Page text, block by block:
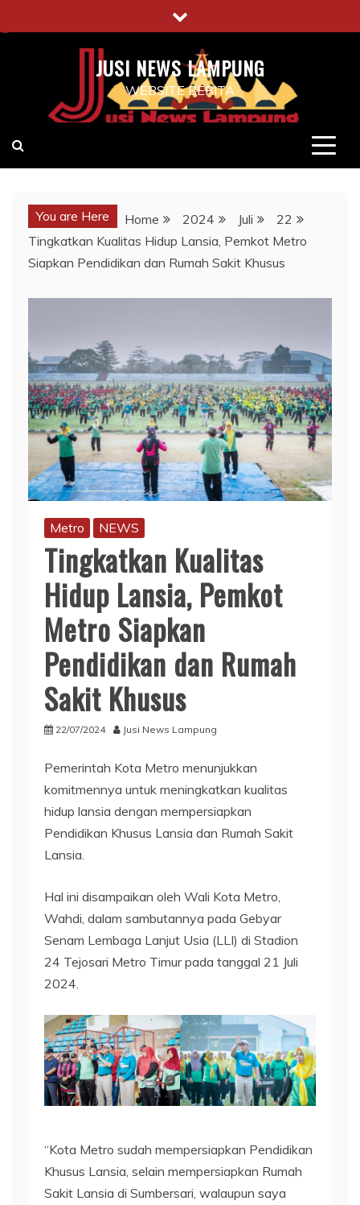
to
JUSI NEWS LAMPUNG
WEBSITE BERITA
You are Here Home 2024 Juli
22
Tingkatkan Kualitas Hidup Lansia, Pemkot Metro
Siapkan Pendidikan dan Rumah Sakit Khusus
Metro NEWS
Tingkatkan Kualitas
Hidup Lansia, Pemkot
Metro Siapkan
Pendidikan dan Rumah
Sakit Khusus
22/07/2024 Jusi News Lampung
Pemerintah Kota Metro menunjukkan
komitmennya untuk meningkatkan kualitas
hidup lansia dengan mempersiapkan
Pendidikan Khusus Lansia dan Rumah Sakit
Lansia.
Hal ini disampaikan oleh Wali Kota Metro,
Wahdi, dalam sambutannya pada Gebyar
Senam Lembaga Lanjut Usia (LLI) di Stadion
24 Tejosari Metro Timur pada tanggal 21 Juli
2024.
“Kota Metro sudah mempersiapkan Pendidikan
Khusus Lansia, selain mempersiapkan Rumah
Sakit Lansia di Sumbersari, walaupun saya